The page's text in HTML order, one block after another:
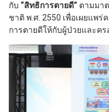
กับ “สิทธิการตายดี” ตามมา
ชาติ พ.ศ. 2550 เพื่อเผยแพ
การตายดีให้กับผู้ป่วยและคร